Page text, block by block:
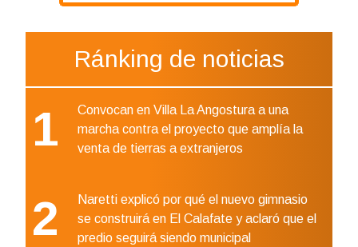
Ránking de noticias
1
Convocan en Villa La Angostura a una
marcha contra el proyecto que amplía la
venta de tierras a extranjeros
2
Naretti explicó por qué el nuevo gimnasio
se construirá en El Calafate y aclaró que el
predio seguirá siendo municipal